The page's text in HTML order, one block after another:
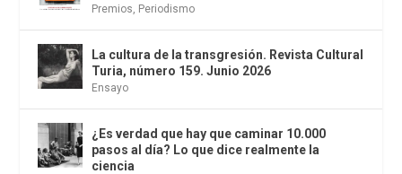
Premios Periodismo
La cultura de la transgresión. Revista Cultural
Turia, número 159. Junio 2026
Ensayo
¿Es verdad que hay que caminar 10.000
pasos al día? Lo que dice realmente la
ciencia